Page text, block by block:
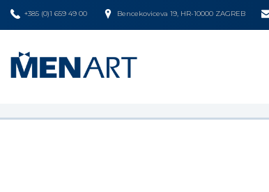
+385 (0)1 659 49 00 Bencekoviceva 19, HR-10000 ZAGREB